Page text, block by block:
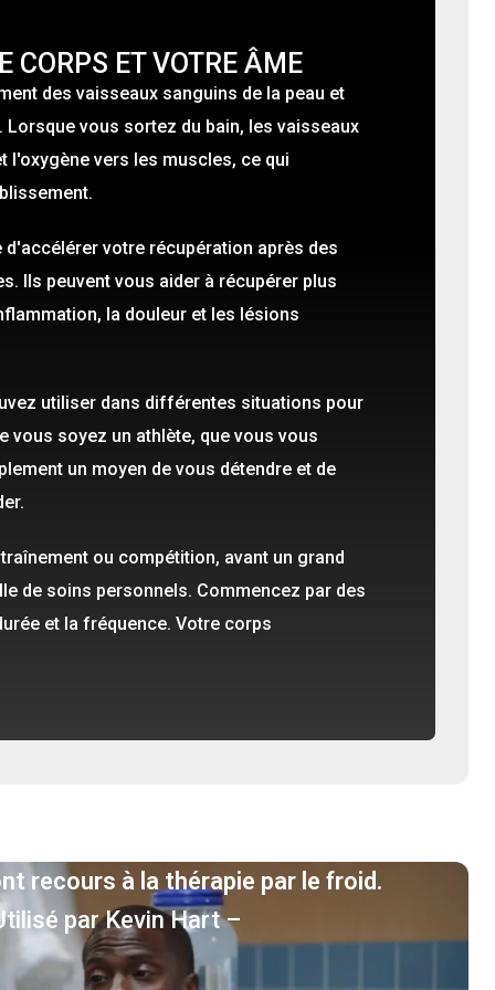
CORPS ET VOTRE ÂME
des vaisseaux sanguins de la peau et
vous sortez du bain, les vaisseaux
l'oxygène vers les muscles, ce qui
votre récupération après des
Ils peuvent vous aider à récupérer plus
la douleur et les lésions
utiliser dans différentes situations pour
vous soyez un athlète, que vous vous
un moyen de vous détendre et de
ou compétition, avant un grand
de soins personnels. Commencez par des
et la fréquence. Votre corps
recours à la thérapie par le froid.
par Kevin Hart –